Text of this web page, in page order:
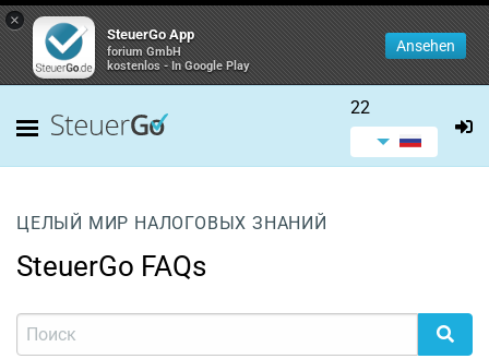
×
SteuerGo App
forium GmbH
kostenlos - In Google Play
Ansehen
22
ЦЕЛЫЙ МИР НАЛОГОВЫХ ЗНАНИЙ
SteuerGo FAQs